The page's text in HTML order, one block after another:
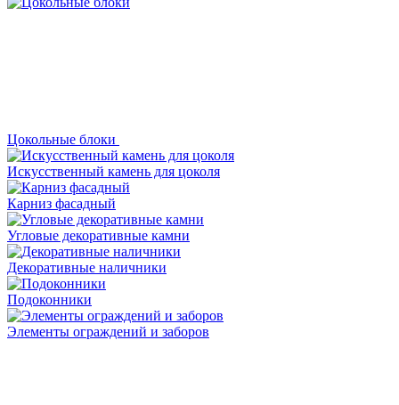
Цокольные блоки
Искусственный камень для цоколя
Карниз фасадный
Угловые декоративные камни
Декоративные наличники
Подоконники
Элементы ограждений и заборов